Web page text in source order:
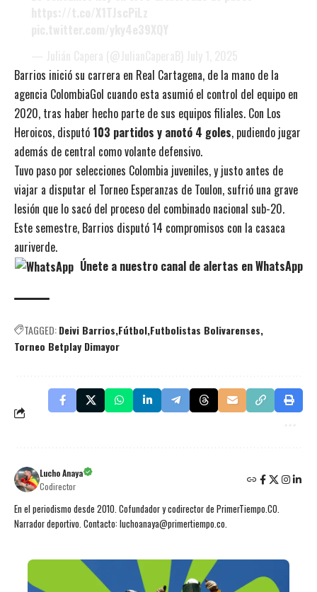
Barrios inició su carrera en Real Cartagena, de la mano de la
agencia ColombiaGol cuando esta asumió el control del equipo en
2020, tras haber hecho parte de sus equipos filiales. Con Los
Heroicos, disputó 103 partidos y anotó 4 goles, pudiendo jugar
además de central como volante defensivo.
Tuvo paso por selecciones Colombia juveniles, y justo antes de
viajar a disputar el Torneo Esperanzas de Toulon, sufrió una grave
lesión que lo sacó del proceso del combinado nacional sub-20.
Este semestre, Barrios disputó 14 compromisos con la casaca
auriverde.
Únete a nuestro canal de alertas en WhatsApp
TAGGED:Deivi Barrios Fútbol Futbolistas Bolivarenses
Torneo Betplay Dimayor
Lucho Anaya
Codirector
En el periodismo desde 2010. Cofundador y codirector de PrimerTiempo.CO.
Narrador deportivo. Contacto: luchoanaya@primertiempo.co.